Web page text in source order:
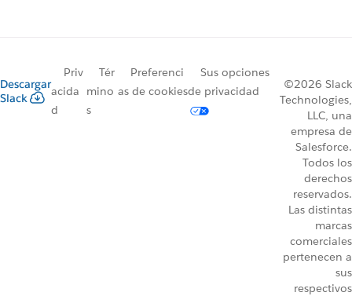
Descargar
Slack
Priv
acida
d
Tér
mino
s
Preferenci
as de cookies
Sus opciones
de privacidad
©2026 Slack
Technologies,
LLC, una
empresa de
Salesforce.
Todos los
derechos
reservados.
Las distintas
marcas
comerciales
pertenecen a
sus
respectivos